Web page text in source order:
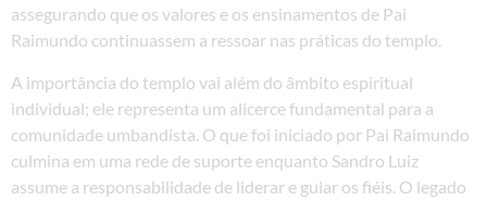
assegurando que os valores e os ensinamentos de Pai
Raimundo continuassem a ressoar nas práticas do templo.
A importância do templo vai além do âmbito espiritual
individual; ele representa um alicerce fundamental para a
comunidade umbandista. O que foi iniciado por Pai Raimundo
culmina em uma rede de suporte enquanto Sandro Luiz
assume a responsabilidade de liderar e guiar os fiéis. O legado